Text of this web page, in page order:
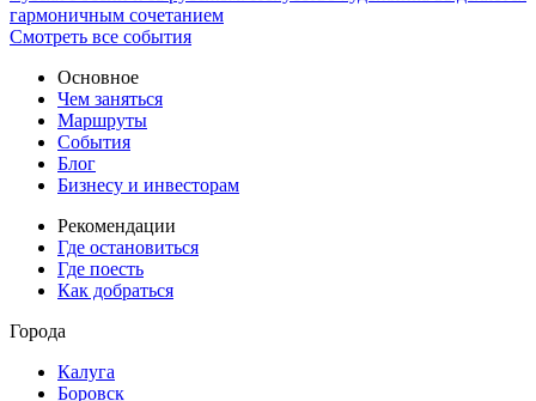
гармоничным сочетанием
Смотреть все события
Основное
Чем заняться
Маршруты
События
Блог
Бизнесу и инвесторам
Рекомендации
Где остановиться
Где поесть
Как добраться
Города
Калуга
Боровск